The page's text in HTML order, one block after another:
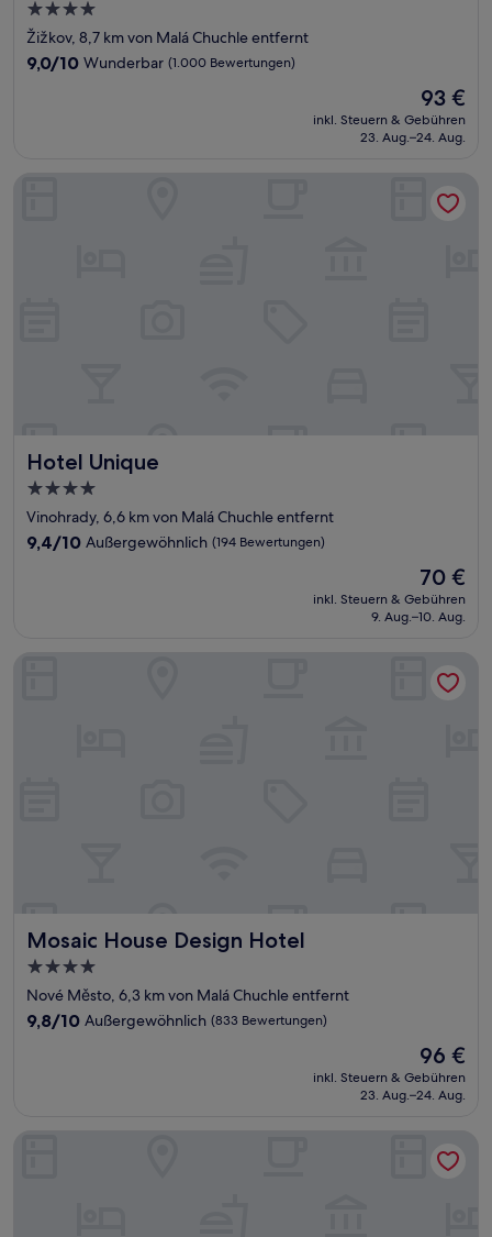
4.0-
Sterne-
Unterkunft
Žižkov, 8,7 km von Malá Chuchle entfernt
9.0
9,0/10 Wunderbar (1.000 Bewertungen)
Der
Preis
beträgt
93 €
inkl. Steuern & Gebühren
23. Aug.–24. Aug.
Hotel Unique
Hotel Unique
4.0-
Sterne-
Unterkunft
Vinohrady, 6,6 km von Malá Chuchle entfernt
9.4
9,4/10 Außergewöhnlich (194 Bewertungen)
Der
Preis
beträgt
70 €
inkl. Steuern & Gebühren
9. Aug.–10. Aug.
Mosaic House Design Hotel
Mosaic House Design Hotel
4.0-
Sterne-
Unterkunft
Nové Město, 6,3 km von Malá Chuchle entfernt
9.8
9,8/10 Außergewöhnlich (833 Bewertungen)
Der
Preis
beträgt
96 €
inkl. Steuern & Gebühren
23. Aug.–24. Aug.
Mosaic House Design Hotel